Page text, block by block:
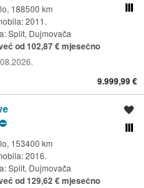
188500 km
2011.
Split, Dujmovača
od 102,87 € mjesečno
9.999,99 €
153400 km
2016.
Split, Dujmovača
od 129,62 € mjesečno